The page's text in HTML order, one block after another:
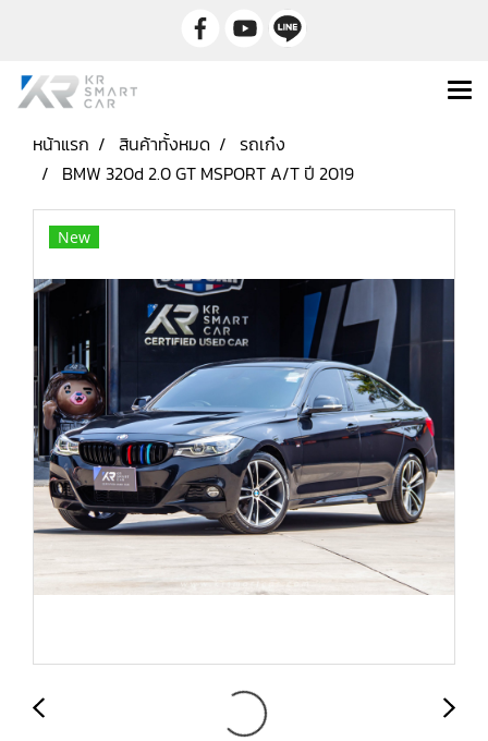
หน้าแรก สินค้าทั้งหมด
รถเก๋ง
BMW 320d 2.0 GT MSPORT A/T ปี 2019
New